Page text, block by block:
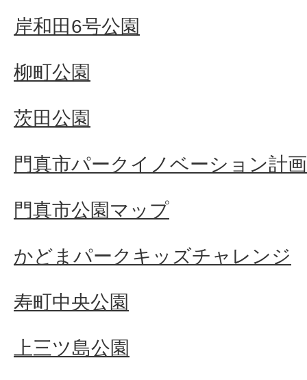
岸和田6号公園
柳町公園
茨田公園
門真市パークイノベーション計
門真市公園マップ
かどまパークキッズチャレンジ
寿町中央公園
上三ツ島公園